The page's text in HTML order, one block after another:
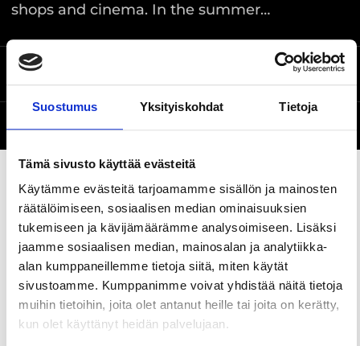
Suostumus Yksityiskohdat Tietoja
Tämä sivusto käyttää evästeitä
Käytämme evästeitä tarjoamamme sisällön ja mainosten
räätälöimiseen, sosiaalisen median ominaisuuksien
tukemiseen ja kävijämäärämme analysoimiseen. Lisäksi
jaamme sosiaalisen median, mainosalan ja analytiikka-
alan kumppaneillemme tietoja siitä, miten käytät
sivustoamme. Kumppanimme voivat yhdistää näitä tietoja
muihin tietoihin, joita olet antanut heille tai joita on kerätty,
kun olet käyttänyt heidän palvelujaan.
shops and cinema. In the summer…
Vuolteentori, Tampere
Share this page
Vuolteentori is located on one of the prime spots
in the city centre, on the riverbank at Ratina. The
square is surrounded by the Koskikeskus
shopping mall, Verkaranta Arts and Crafts Centre